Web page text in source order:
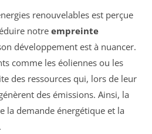
renouvelables est perçue
notre empreinte
développement est à nuancer.
comme les éoliennes ou les
des ressources qui, lors de leur
des émissions. Ainsi, la
la demande énergétique et la